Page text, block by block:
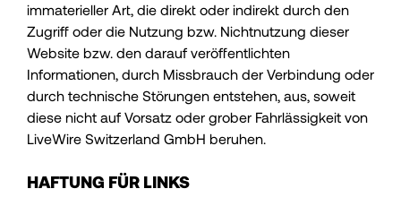
immaterieller Art, die direkt oder indirekt durch den
Zugriff oder die Nutzung bzw. Nichtnutzung dieser
Website bzw. den darauf veröffentlichten
Informationen, durch Missbrauch der Verbindung oder
durch technische Störungen entstehen, aus, soweit
diese nicht auf Vorsatz oder grober Fahrlässigkeit von
LiveWire Switzerland GmbH beruhen.
HAFTUNG FÜR LINKS